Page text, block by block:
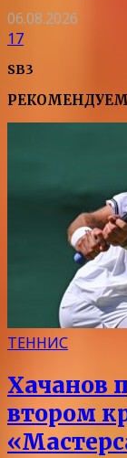
06.08.2026
17
SB3
ТЕННИС
Хачанов
втором